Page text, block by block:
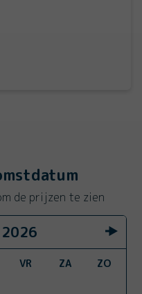
de prijzen te zien
2026
VR ZA ZO